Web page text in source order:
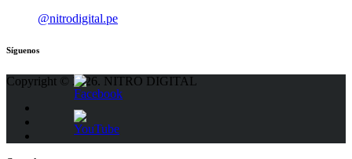
@nitrodigital.pe
Síguenos
Copyright © 2026. NITRO DIGITAL